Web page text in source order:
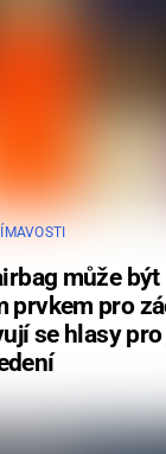
může být
prvkem pro
se hlasy